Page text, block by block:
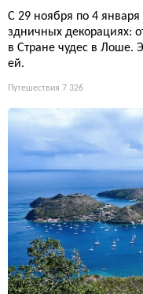
С 29 ноября по 4
здничных декорациях:
в Стране чудес в Лоше.
ей.
Путешествия 7 326